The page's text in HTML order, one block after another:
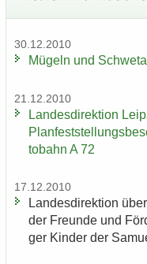
30.12.2010
Mü­geln und
21.12.2010
Lan­des­di­rek­ti­on
to­bahn A 72
17.12.2010
Lan­des­di­rek­ti­on
der Freun­de und
ger Kin­der der